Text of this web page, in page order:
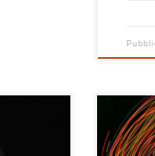
ha
Una